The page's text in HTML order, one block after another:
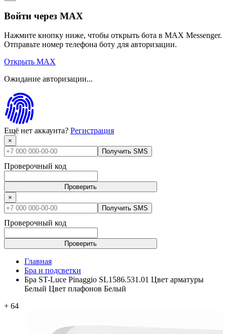
Войти через MAX
Нажмите кнопку ниже, чтобы открыть бота в MAX Messenger.
Отправьте номер телефона боту для авторизации.
Открыть MAX
Ожидание авторизации...
Ещё нет аккаунта? Регистрация
×
Получить SMS
Проверочный код
Проверить
×
Получить SMS
Проверочный код
Проверить
Главная
Бра и подсветки
Бра ST-Luce Pinaggio SL1586.531.01 Цвет арматуры
Белый Цвет плафонов Белый
+ 64